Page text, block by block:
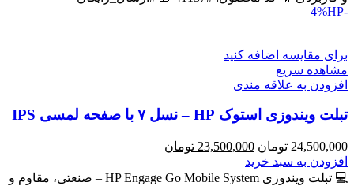
-4%
HP
برای مقایسه اضافه کنید
مشاهده سریع
افزودن به علاقه مندی
تبلت ویندوزی استوک HP – نسل ۷ با صفحه لمسی IPS
24,500,000 تومان قیمت
اصلی
24,500,000 تومان
23,500,000 تومان
23,500,000 تومان
افزودن به سبد خرید
💻 تبلت ویندوزی HP Engage Go Mobile System – صنعتی، مقاوم و